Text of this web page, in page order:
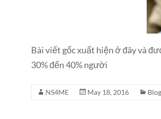
Bài viết gốc xuất hiện ở đây và
30% đến 40% người
NS4ME May 18, 2016 Blog